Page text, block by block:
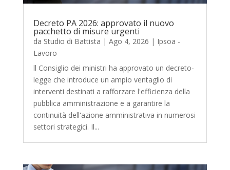
Decreto PA 2026: approvato il nuovo
pacchetto di misure urgenti
da Studio di Battista | Ago 4, 2026 | Ipsoa -
Lavoro
ll Consiglio dei ministri ha approvato un decreto-
legge che introduce un ampio ventaglio di
interventi destinati a rafforzare l'efficienza della
pubblica amministrazione e a garantire la
continuità dell'azione amministrativa in numerosi
settori strategici. Il...